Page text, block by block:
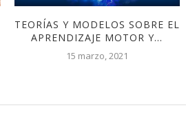
TEORÍAS Y MODELOS SOBRE EL
APRENDIZAJE MOTOR Y...
15 marzo, 2021